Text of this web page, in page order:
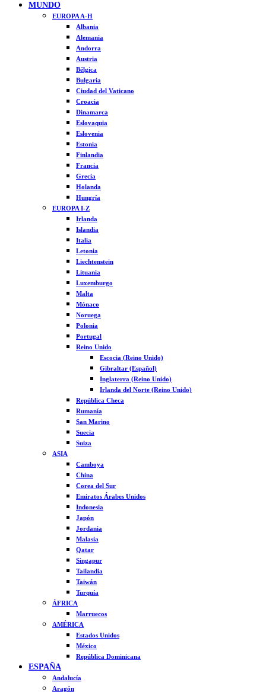
MUNDO
EUROPA A-H
Albania
Alemania
Andorra
Austria
Bélgica
Bulgaria
Ciudad del Vaticano
Croacia
Dinamarca
Eslovaquia
Eslovenia
Estonia
Finlandia
Francia
Grecia
Holanda
Hungría
EUROPA I-Z
Irlanda
Islandia
Italia
Letonia
Liechtenstein
Lituania
Luxemburgo
Malta
Mónaco
Noruega
Polonia
Portugal
Reino Unido
Escocia (Reino Unido)
Gibraltar (Español)
Inglaterra (Reino Unido)
Irlanda del Norte (Reino Unido)
República Checa
Rumanía
San Marino
Suecia
Suiza
ASIA
Camboya
China
Corea del Sur
Emiratos Árabes Unidos
Indonesia
Japón
Jordania
Malasia
Qatar
Singapur
Tailandia
Taiwán
Turquía
ÁFRICA
Marruecos
AMÉRICA
Estados Unidos
México
República Dominicana
ESPAÑA
Andalucía
Aragón